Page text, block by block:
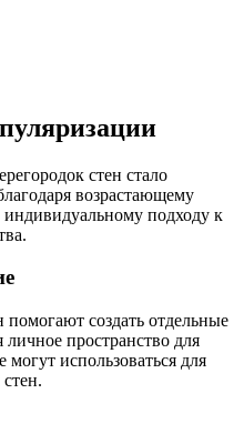
стен стало
возрастающему
индивидуальному подходу к
помогают создать отдельные
пространство для
использоваться для